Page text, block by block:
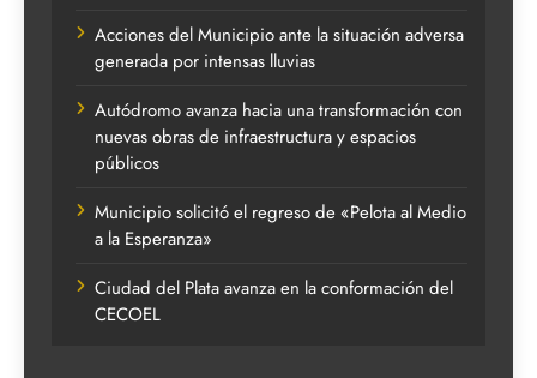
Acciones del Municipio ante la situación adversa
generada por intensas lluvias
Autódromo avanza hacia una transformación con
nuevas obras de infraestructura y espacios
públicos
Municipio solicitó el regreso de «Pelota al Medio
a la Esperanza»
Ciudad del Plata avanza en la conformación del
CECOEL